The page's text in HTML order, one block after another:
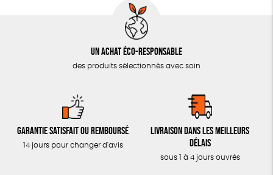
Un achat éco-responsable
des produits sélectionnés avec soin
Garantie satisfait ou remboursé
14 jours pour changer d'avis
Livraison dans les meilleurs
délais
sous 1 à 4 jours ouvrés